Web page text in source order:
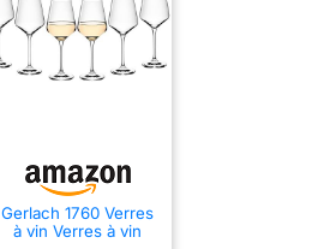
Gerlach 1760 Verres
à vin Verres à vin